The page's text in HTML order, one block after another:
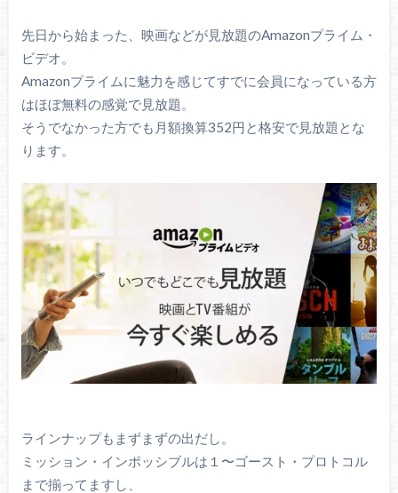
先日から始まった、映画などが見放題のAmazonプライム・
ビデオ。
Amazonプライムに魅力を感じてすでに会員になっている方
はほぼ無料の感覚で見放題。
そうでなかった方でも月額換算352円と格安で見放題とな
ります。
ラインナップもまずまずの出だし。
ミッション・インポッシブルは１〜ゴースト・プロトコル
まで揃ってますし、